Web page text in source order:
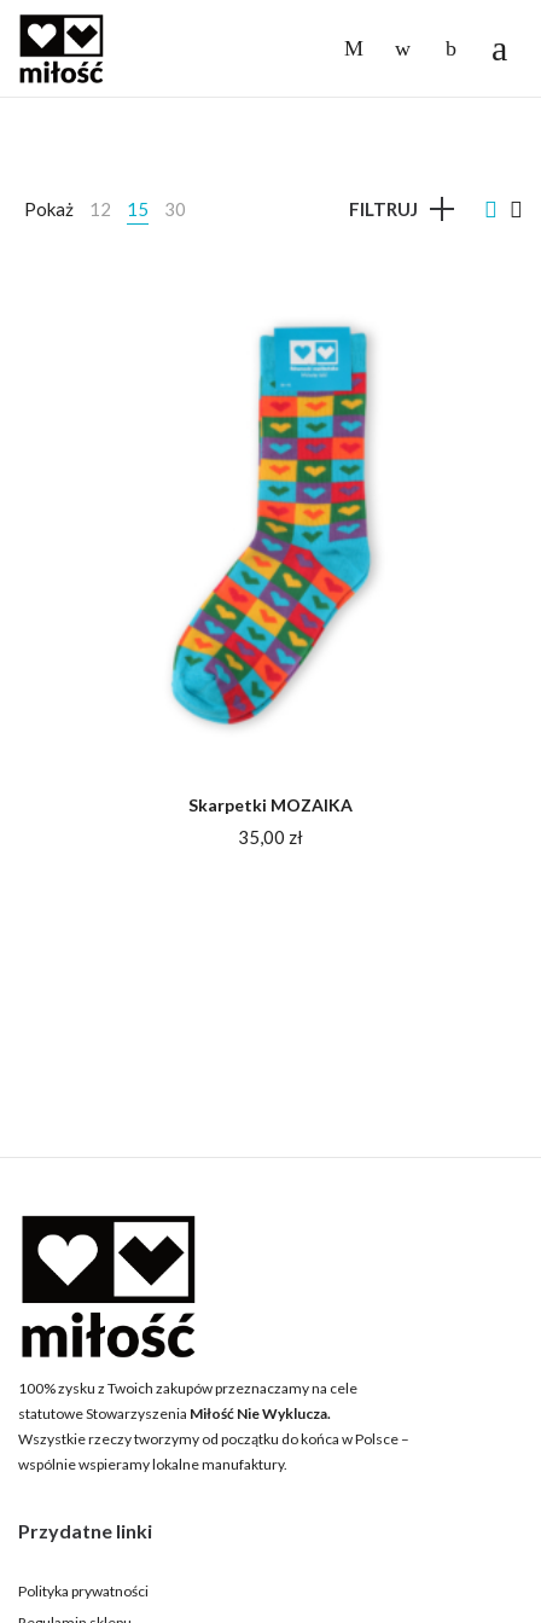
Pokaż 12 15 30 FILTRUJ
Skarpetki MOZAIKA
35,00 zł
100% zysku z Twoich zakupów przeznaczamy na cele
statutowe Stowarzyszenia Miłość Nie Wyklucza.
Wszystkie rzeczy tworzymy od początku do końca w Polsce –
wspólnie wspieramy lokalne manufaktury.
Przydatne linki
Polityka prywatności